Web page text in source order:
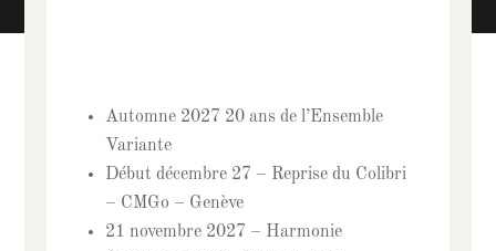
Automne 2027 20 ans de l’Ensemble
Variante
Début décembre 27 – Reprise du Colibri
– CMGo – Genève
21 novembre 2027 – Harmonie